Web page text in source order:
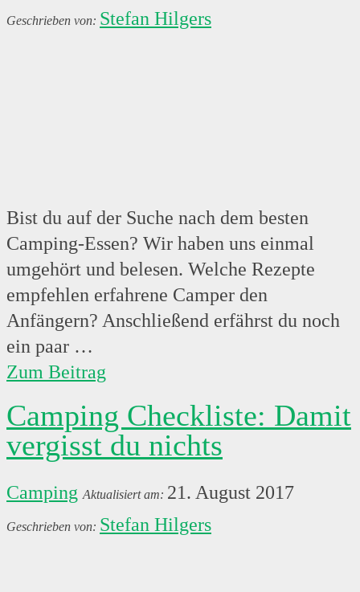
Stefan Hilgers
Bist du auf der Suche nach dem besten
Camping-Essen? Wir haben uns einmal
umgehört und belesen. Welche Rezepte
empfehlen erfahrene Camper den
Anfängern? Anschließend erfährst du noch
ein paar …
Zum Beitrag
Camping Checkliste: Damit
vergisst du nichts
Camping
21. August 2017
Stefan Hilgers